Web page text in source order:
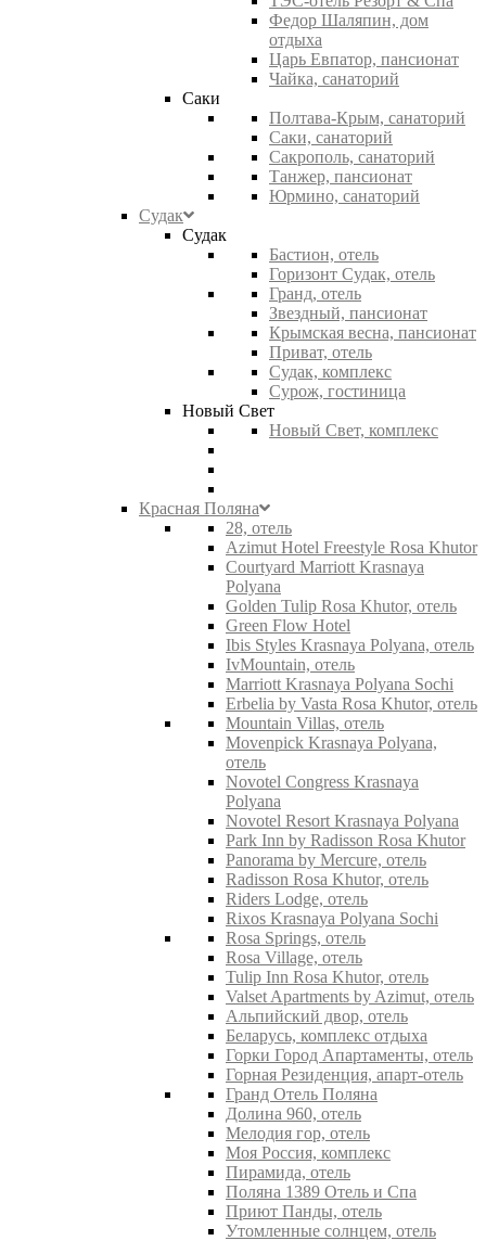
Федор Шаляпин, дом
отдыха
Царь Евпатор, пансионат
Чайка, санаторий
Саки
Полтава-Крым, санаторий
Саки, санаторий
Сакрополь, санаторий
Танжер, пансионат
Юрмино, санаторий
Судак
Судак
Бастион, отель
Горизонт Судак, отель
Гранд, отель
Звездный, пансионат
Крымская весна, пансионат
Приват, отель
Судак, комплекс
Сурож, гостиница
Новый Свет
Новый Свет, комплекс
Красная Поляна
28, отель
Azimut Hotel Freestyle Rosa Khutor
Courtyard Marriott Krasnaya
Polyana
Golden Tulip Rosa Khutor, отель
Green Flow Hotel
Ibis Styles Krasnaya Polyana, отель
IvMountain, отель
Marriott Krasnaya Polyana Sochi
Erbelia by Vasta Rosa Khutor, отель
Mountain Villas, отель
Movenpick Krasnaya Polyana,
отель
Novotel Congress Krasnaya
Polyana
Novotel Resort Krasnaya Polyana
Park Inn by Radisson Rosa Khutor
Panorama by Mercure, отель
Radisson Rosa Khutor, отель
Riders Lodge, отель
Rixos Krasnaya Polyana Sochi
Rosa Springs, отель
Rosa Village, отель
Tulip Inn Rosa Khutor, отель
Valset Apartments by Azimut, отель
Альпийский двор, отель
Беларусь, комплекс отдыха
Горки Город Апартаменты, отель
Горная Резиденция, апарт-отель
Гранд Отель Поляна
Долина 960, отель
Мелодия гор, отель
Моя Россия, комплекс
Пирамида, отель
Поляна 1389 Отель и Спа
Приют Панды, отель
Утомленные солнцем, отель